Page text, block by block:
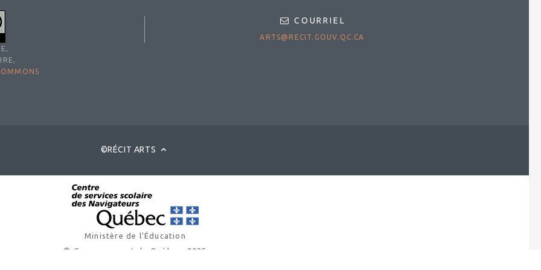
COURRIEL
ARTS@RECIT.GOUV.QC.CA
©RÉCIT ARTS
Ministère de l'Éducation
© Gouvernement du Québec, 2025